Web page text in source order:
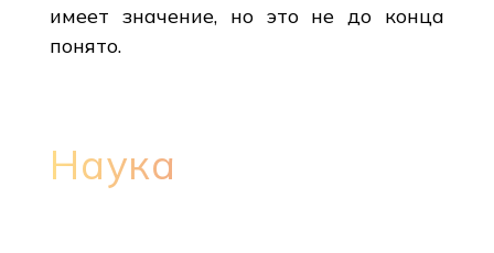
имеет значение, но это не до конца
понято.
Наука